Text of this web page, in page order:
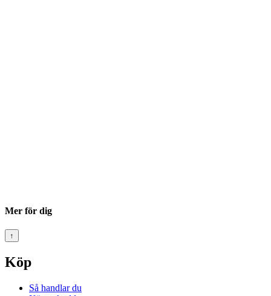
Mer för dig
↑
Köp
Så handlar du